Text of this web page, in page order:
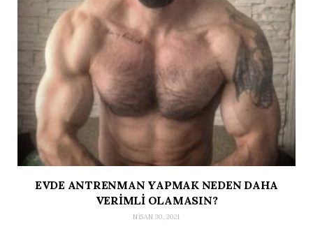
EVDE ANTRENMAN YAPMAK NEDEN DAHA
VERİMLİ OLAMASIN?
NISAN 30, 2021